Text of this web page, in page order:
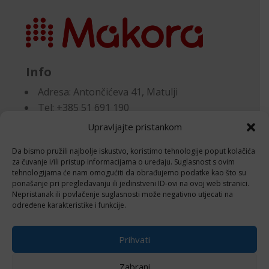
Upravljajte pristankom
Da bismo pružili najbolje iskustvo, koristimo tehnologije poput kolačića
za čuvanje i/ili pristup informacijama o uređaju. Suglasnost s ovim
tehnologijama će nam omogućiti da obrađujemo podatke kao što su
ponašanje pri pregledavanju ili jedinstveni ID-ovi na ovoj web stranici.
Nepristanak ili povlačenje suglasnosti može negativno utjecati na
određene karakteristike i funkcije.
Prihvati
Zabrani
Info
Adresa:Antončićeva 41, Matulji
Tel: +385 51 691 190
Email:knjigovodstvo@makora.hr
Dokumenti
Pravila privatnosti
Politika kolačića (EU)